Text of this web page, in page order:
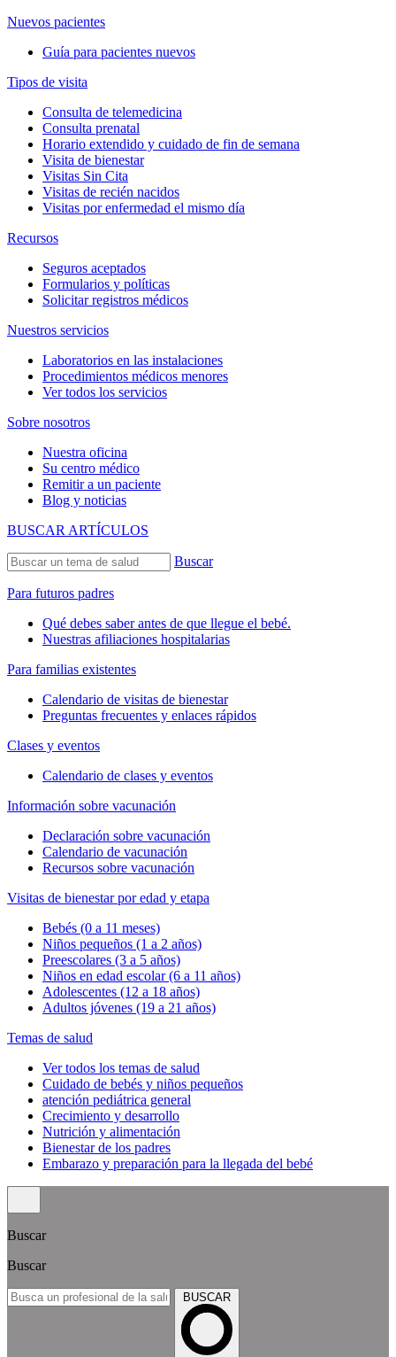
Nuevos pacientes
Guía para pacientes nuevos
Tipos de visita
Consulta de telemedicina
Consulta prenatal
Horario extendido y cuidado de fin de semana
Visita de bienestar
Visitas Sin Cita
Visitas de recién nacidos
Visitas por enfermedad el mismo día
Recursos
Seguros aceptados
Formularios y políticas
Solicitar registros médicos
Nuestros servicios
Laboratorios en las instalaciones
Procedimientos médicos menores
Ver todos los servicios
Sobre nosotros
Nuestra oficina
Su centro médico
Remitir a un paciente
Blog y noticias
BUSCAR ARTÍCULOS
Buscar
Para futuros padres
Qué debes saber antes de que llegue el bebé.
Nuestras afiliaciones hospitalarias
Para familias existentes
Calendario de visitas de bienestar
Preguntas frecuentes y enlaces rápidos
Clases y eventos
Calendario de clases y eventos
Información sobre vacunación
Declaración sobre vacunación
Calendario de vacunación
Recursos sobre vacunación
Visitas de bienestar por edad y etapa
Bebés (0 a 11 meses)
Niños pequeños (1 a 2 años)
Preescolares (3 a 5 años)
Niños en edad escolar (6 a 11 años)
Adolescentes (12 a 18 años)
Adultos jóvenes (19 a 21 años)
Temas de salud
Ver todos los temas de salud
Cuidado de bebés y niños pequeños
atención pediátrica general
Crecimiento y desarrollo
Nutrición y alimentación
Bienestar de los padres
Embarazo y preparación para la llegada del bebé
Buscar
Buscar
BUSCAR